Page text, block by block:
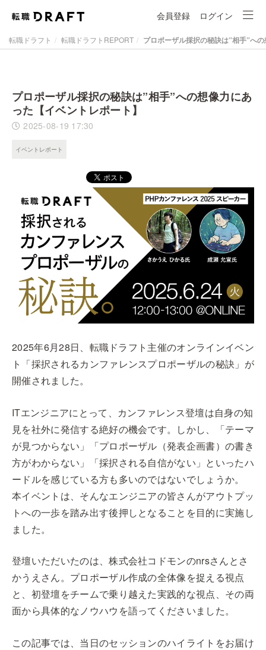
会員登録 ログイン
転職ドラフト 転職ドラフトREPORT プロポーザル採択の秘訣は”相手”へ
プロポーザル採択の秘訣は”相手”への想像力にあ
った【イベントレポート】
2025-08-19 17:30
イベントレポート
2025年6月28日、転職ドラフト主催のオンラインイベン
ト「採択されるカンファレンスプロポーザルの秘訣」が
開催されました。
ITエンジニアにとって、カンファレンス登壇は自身の知
見を社外に発信する絶好の機会です。しかし、「テーマ
が見つからない」「プロポーザル（発表企画書）の書き
方がわからない」「採択される自信がない」といったハ
ードルを感じている方も多いのではないでしょうか。
本イベントは、そんなエンジニアの皆さんがアウトプッ
トへの一歩を踏み出す後押しとなることを目的に実施し
ました。
登壇いただいたのは、株式会社コドモンのnrsさんとさ
かうえさん。プロポーザル作成の全体像を捉える視点
と、初登壇をチームで乗り越えた実践的な視点、その両
面から具体的なノウハウを語ってくださいました。
この記事では、当日のセッションのハイライトをお届け